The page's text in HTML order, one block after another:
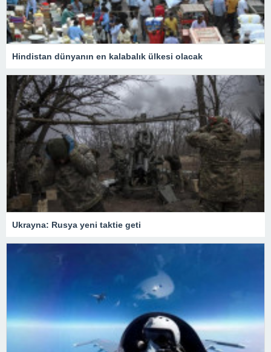
Hindistan dünyanın en kalabalık ülkesi olacak
Ukrayna: Rusya yeni taktie geti